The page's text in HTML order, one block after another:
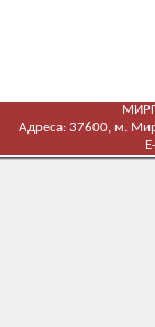
Адреса: 37600, м.